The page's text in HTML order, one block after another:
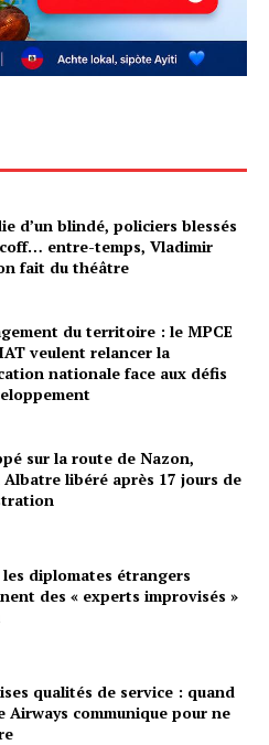
d’un blindé, policiers blessés
entre-temps, Vladimir
fait du théâtre
du territoire : le MPCE
veulent relancer la
nationale face aux défis
sur la route de Nazon,
libéré après 17 jours de
les diplomates étrangers
des « experts improvisés »
qualités de service : quand
Airways communique pour ne